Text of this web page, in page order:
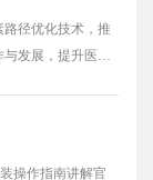
径优化技术，推
发展，提升医疗
操作指南讲解官